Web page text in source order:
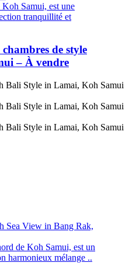
Samui, est une
tranquillité et
de style
– À vendre
de Koh Samui, est un
harmonieux mélange ..